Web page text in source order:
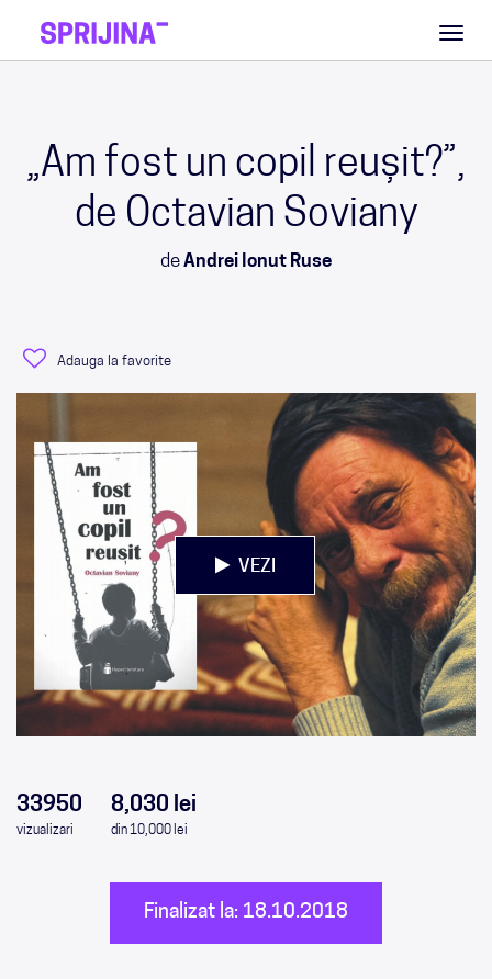
„Am fost un copil reușit?”,
de Octavian Soviany
deAndrei Ionut Ruse
Adauga la favorite
VEZI
33950
vizualizari
8,030 lei
din 10,000 lei
Finalizat la: 18.10.2018